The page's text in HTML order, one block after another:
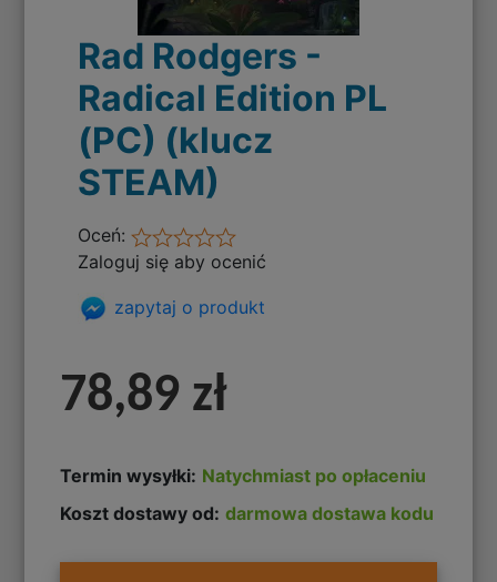
Rad Rodgers -
Radical Edition PL
(PC) (klucz
STEAM)
Oceń:
Zaloguj się aby ocenić
zapytaj o produkt
78,89 zł
Termin wysyłki: Natychmiast po opłaceniu
Koszt dostawy od: darmowa dostawa kodu